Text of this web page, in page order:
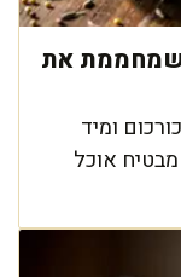
שמחממת את
ומיד
אוכל